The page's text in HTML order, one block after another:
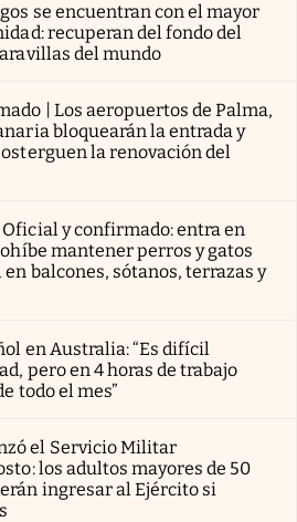
se encuentran con el mayor
recuperan del fondo del
del mundo
| Los aeropuertos de Palma,
bloquearán la entrada y
la renovación del
Oficial y confirmado: entra en
mantener perros y gatos
balcones, sótanos, terrazas y
en Australia: “Es difícil
pero en 4 horas de trabajo
todo el mes”
el Servicio Militar
los adultos mayores de 50
ingresar al Ejército si